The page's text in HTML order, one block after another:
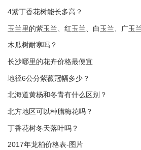
4紫丁香花树能长多高？
玉兰里的紫玉兰、红玉兰、白玉兰、广玉
木瓜树耐寒吗？
长沙哪里的花卉价格最便宜
地径6公分紫薇冠幅多少？
北海道黄杨和冬青有什么区别？
北方地区可以种腊梅花吗？
丁香花树冬天落叶吗？
2017年龙柏价格表-图片